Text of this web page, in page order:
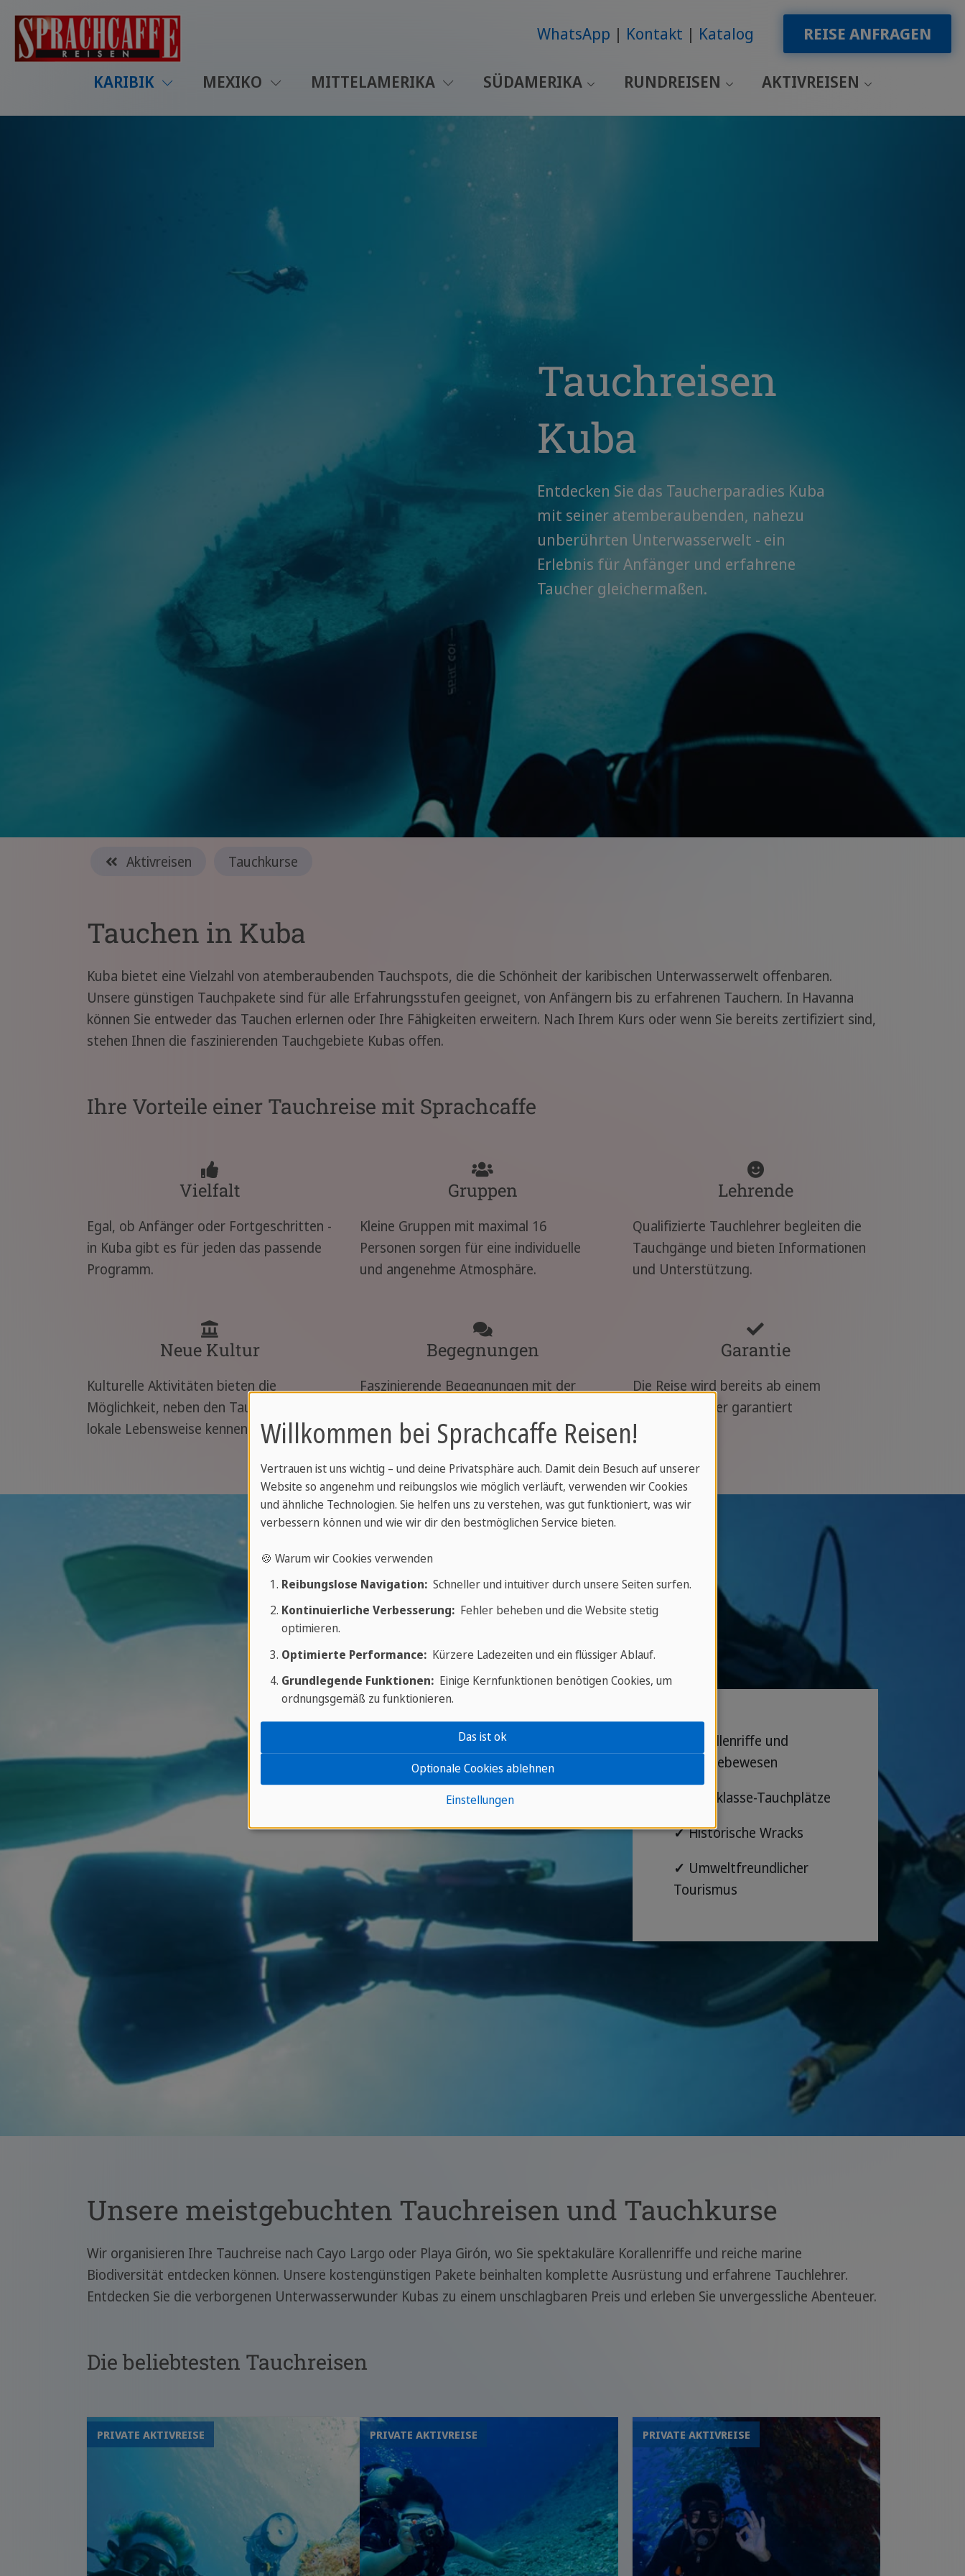
WhatsApp Kontakt Katalog REISE ANFRAGEN
KARIBIK MEXIKO MITTELAMERIKA SÜDAMERIKA RUNDREISEN AKTIVREISEN
Tauchreisen
Kuba
Entdecken Sie das Taucherparadies Kuba
mit seiner atemberaubenden, nahezu
unberührten Unterwasserwelt - ein
Erlebnis für Anfänger und erfahrene
Taucher gleichermaßen.
Aktivreisen Tauchkurse
Tauchen in Kuba
Kuba bietet eine Vielzahl von atemberaubenden Tauchspots, die die Schönheit der karibischen Unterwasserwelt offenbaren.
Unsere günstigen Tauchpakete sind für alle Erfahrungsstufen geeignet, von Anfängern bis zu erfahrenen Tauchern. In Havanna
können Sie entweder das Tauchen erlernen oder Ihre Fähigkeiten erweitern. Nach Ihrem Kurs oder wenn Sie bereits zertifiziert sind,
stehen Ihnen die faszinierenden Tauchgebiete Kubas offen.
Ihre Vorteile einer Tauchreise mit Sprachcaffe
Vielfalt
Egal, ob Anfänger oder Fortgeschritten -
in Kuba gibt es für jeden das passende
Programm.
Neue Kultur
Kulturelle Aktivitäten bieten die
Möglichkeit, neben den Tauchgängen die
lokale Lebensweise kennenzulernen.
Gruppen
Kleine Gruppen mit maximal 16
Personen sorgen für eine individuelle
und angenehme Atmosphäre.
Begegnungen
Faszinierende Begegnungen mit der
anderen Tauchbegeisterten.
Lehrende
Qualifizierte Tauchlehrer begleiten die
Tauchgänge und bieten Informationen
und Unterstützung.
Garantie
Die Reise wird bereits ab einem
Reiseteilnehmer garantiert
durchgeführt.
Highlights
Ihrer Kuba
Tauchreise
Korallenriffe und
Marinelebewesen
Weltklasse-Tauchplätze
✓Historische Wracks
✓ Umweltfreundlicher
Tourismus
Unsere meistgebuchten Tauchreisen und Tauchkurse
Wir organisieren Ihre Tauchreise nach Cayo Largo oder Playa Girón, wo Sie spektakuläre Korallenriffe und reiche marine
Biodiversität entdecken können. Unsere kostengünstigen Pakete beinhalten komplette Ausrüstung und erfahrene Tauchlehrer.
Entdecken Sie die verborgenen Unterwasserwunder Kubas zu einem unschlagbaren Preis und erleben Sie unvergessliche Abenteuer.
Die beliebtesten Tauchreisen
PRIVATE AKTIVREISE PRIVATE AKTIVREISE PRIVATE AKTIVREISE
Willkommen bei Sprachcaffe Reisen!
Vertrauen ist uns wichtig – und deine Privatsphäre auch. Damit dein Besuch auf unserer
Website so angenehm und reibungslos wie möglich verläuft, verwenden wir Cookies
und ähnliche Technologien. Sie helfen uns zu verstehen, was gut funktioniert, was wir
verbessern können und wie wir dir den bestmöglichen Service bieten.
🍪 Warum wir Cookies verwenden
Reibungslose Navigation:Schneller und intuitiver durch unsere Seiten surfen.
Kontinuierliche Verbesserung:Fehler beheben und die Website stetig
optimieren.
Optimierte Performance:Kürzere Ladezeiten und ein flüssiger Ablauf.
Grundlegende Funktionen:Einige Kernfunktionen benötigen Cookies, um
ordnungsgemäß zu funktionieren.
Einstellungen
Optionale Cookies ablehnen
Das ist ok